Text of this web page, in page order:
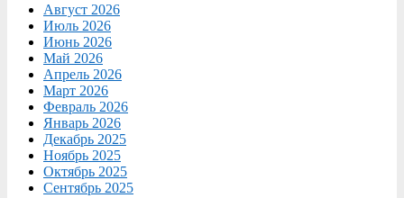
Август 2026
Июль 2026
Июнь 2026
Май 2026
Апрель 2026
Март 2026
Февраль 2026
Январь 2026
Декабрь 2025
Ноябрь 2025
Октябрь 2025
Сентябрь 2025